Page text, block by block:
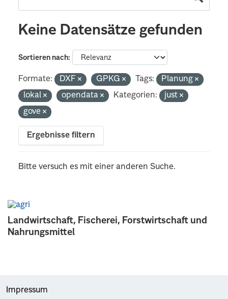
Landwirtschaft, Fischerei, Forstwirtschaft und
Nahrungsmittel
Keine Datensätze gefunden
Sortieren nach
Formate: DXF GPKG Tags:
Planung
lokal
opendata Kategorien:
just
gove
Ergebnisse filtern
Bitte versuch es mit einer anderen Suche.
Impressum